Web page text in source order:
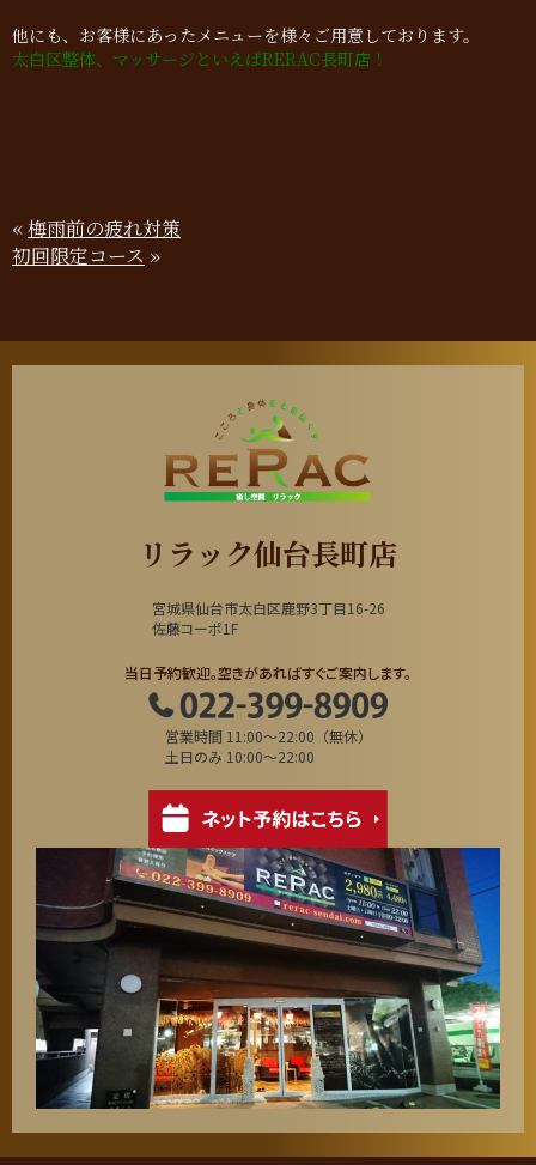
他にも、お客様にあったメニューを様々ご用意しております。
太白区整体、マッサージといえばRERAC長町店！
«梅雨前の疲れ対策
初回限定コース »
リラック仙台長町店
宮城県仙台市太白区鹿野3丁目16-26
佐藤コーポ1F
当日予約歓迎。空きがあればすぐご案内します。
営業時間 11:00～22:00（無休）
土日のみ 10:00～22:00